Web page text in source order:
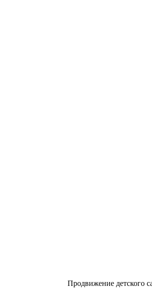
Продвижение детского